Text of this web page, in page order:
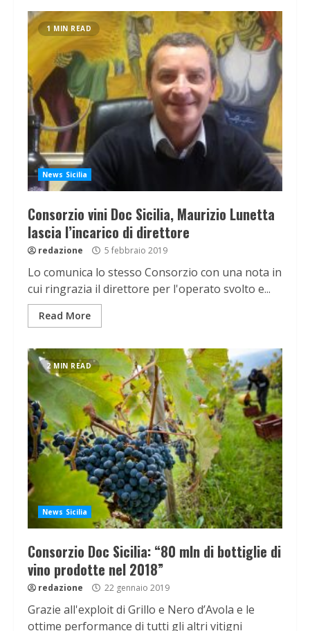
1 MIN READ
News Sicilia
Consorzio vini Doc Sicilia, Maurizio Lunetta
lascia l’incarico di direttore
redazione 5 febbraio 2019
Lo comunica lo stesso Consorzio con una nota in
cui ringrazia il direttore per l'operato svolto e...
Read More
2 MIN READ
News Sicilia
Consorzio Doc Sicilia: “80 mln di bottiglie di
vino prodotte nel 2018”
redazione 22 gennaio 2019
Grazie all'exploit di Grillo e Nero d’Avola e le
ottime performance di tutti gli altri vitigni